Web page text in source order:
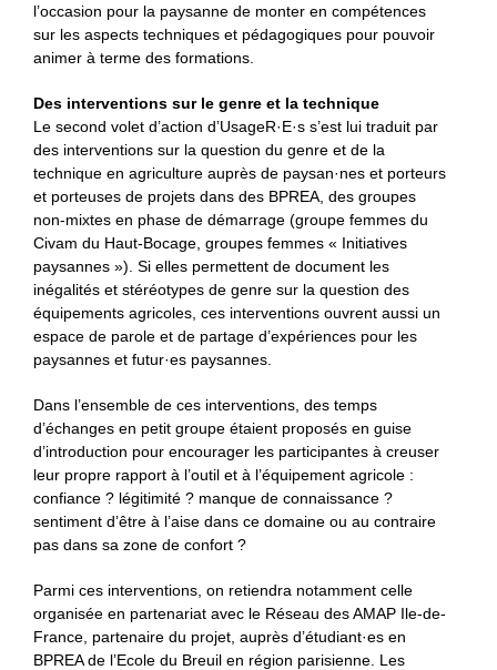
l’occasion pour la paysanne de monter en compétences
sur les aspects techniques et pédagogiques pour pouvoir
animer à terme des formations.
Des interventions sur le genre et la technique
Le second volet d’action d’UsageR·E·s s’est lui traduit par
des interventions sur la question du genre et de la
technique en agriculture auprès de paysan·nes et porteurs
et porteuses de projets dans des BPREA, des groupes
non-mixtes en phase de démarrage (groupe femmes du
Civam du Haut-Bocage, groupes femmes « Initiatives
paysannes »). Si elles permettent de document les
inégalités et stéréotypes de genre sur la question des
équipements agricoles, ces interventions ouvrent aussi un
espace de parole et de partage d’expériences pour les
paysannes et futur·es paysannes.
Dans l’ensemble de ces interventions, des temps
d’échanges en petit groupe étaient proposés en guise
d’introduction pour encourager les participantes à creuser
leur propre rapport à l’outil et à l’équipement agricole :
confiance ? légitimité ? manque de connaissance ?
sentiment d’être à l’aise dans ce domaine ou au contraire
pas dans sa zone de confort ?
Parmi ces interventions, on retiendra notamment celle
organisée en partenariat avec le Réseau des AMAP Ile-de-
France, partenaire du projet, auprès d’étudiant·es en
BPREA de l’Ecole du Breuil en région parisienne. Les